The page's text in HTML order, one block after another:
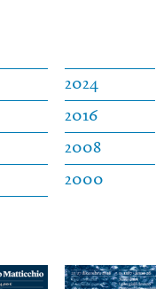
2024
2016
2008
2000